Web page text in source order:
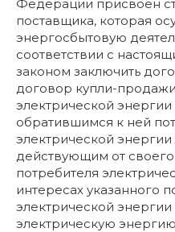
Федерации присвоен
поставщика, которая
энергосбытовую
соответствии с
законом заключить
договор купли-
электрической
обратившимся к ней
электрической
действующим от
потребителя
интересах указанного
электрической
электрическую